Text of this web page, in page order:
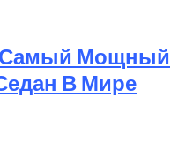
Самый Мощный
В Мире